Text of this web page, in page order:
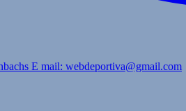
E mail: webdeportiva@gmail.com